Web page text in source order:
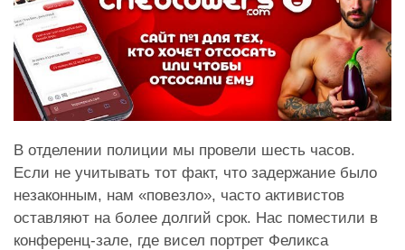
В отделении полиции мы провели шесть часов.
Если не учитывать тот факт, что задержание было
незаконным, нам «повезло», часто активистов
оставляют на более долгий срок. Нас поместили в
конференц-зале, где висел портрет Феликса